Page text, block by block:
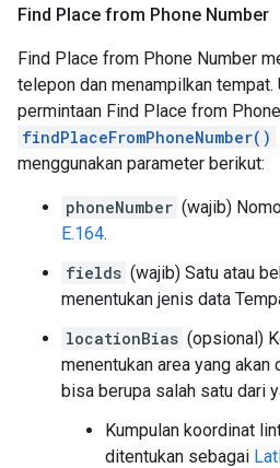
Find Place from Phone Number
Find Place from Phone Number
telepon dan menampilkan tempat.
permintaan Find Place from
findPlaceFromPhoneNumber()
menggunakan parameter berikut:
phoneNumber (wajib)
E.164.
fields (wajib) Satu atau
menentukan jenis data
locationBias (opsional)
menentukan area yang
bisa berupa salah satu dari
Kumpulan koordinat
ditentukan sebagai